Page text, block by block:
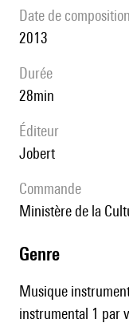
date de composition
2013
durée
28min
éditeur
Jobert
Commande
Ministère de la
genre
Musique
instrumental 1 par